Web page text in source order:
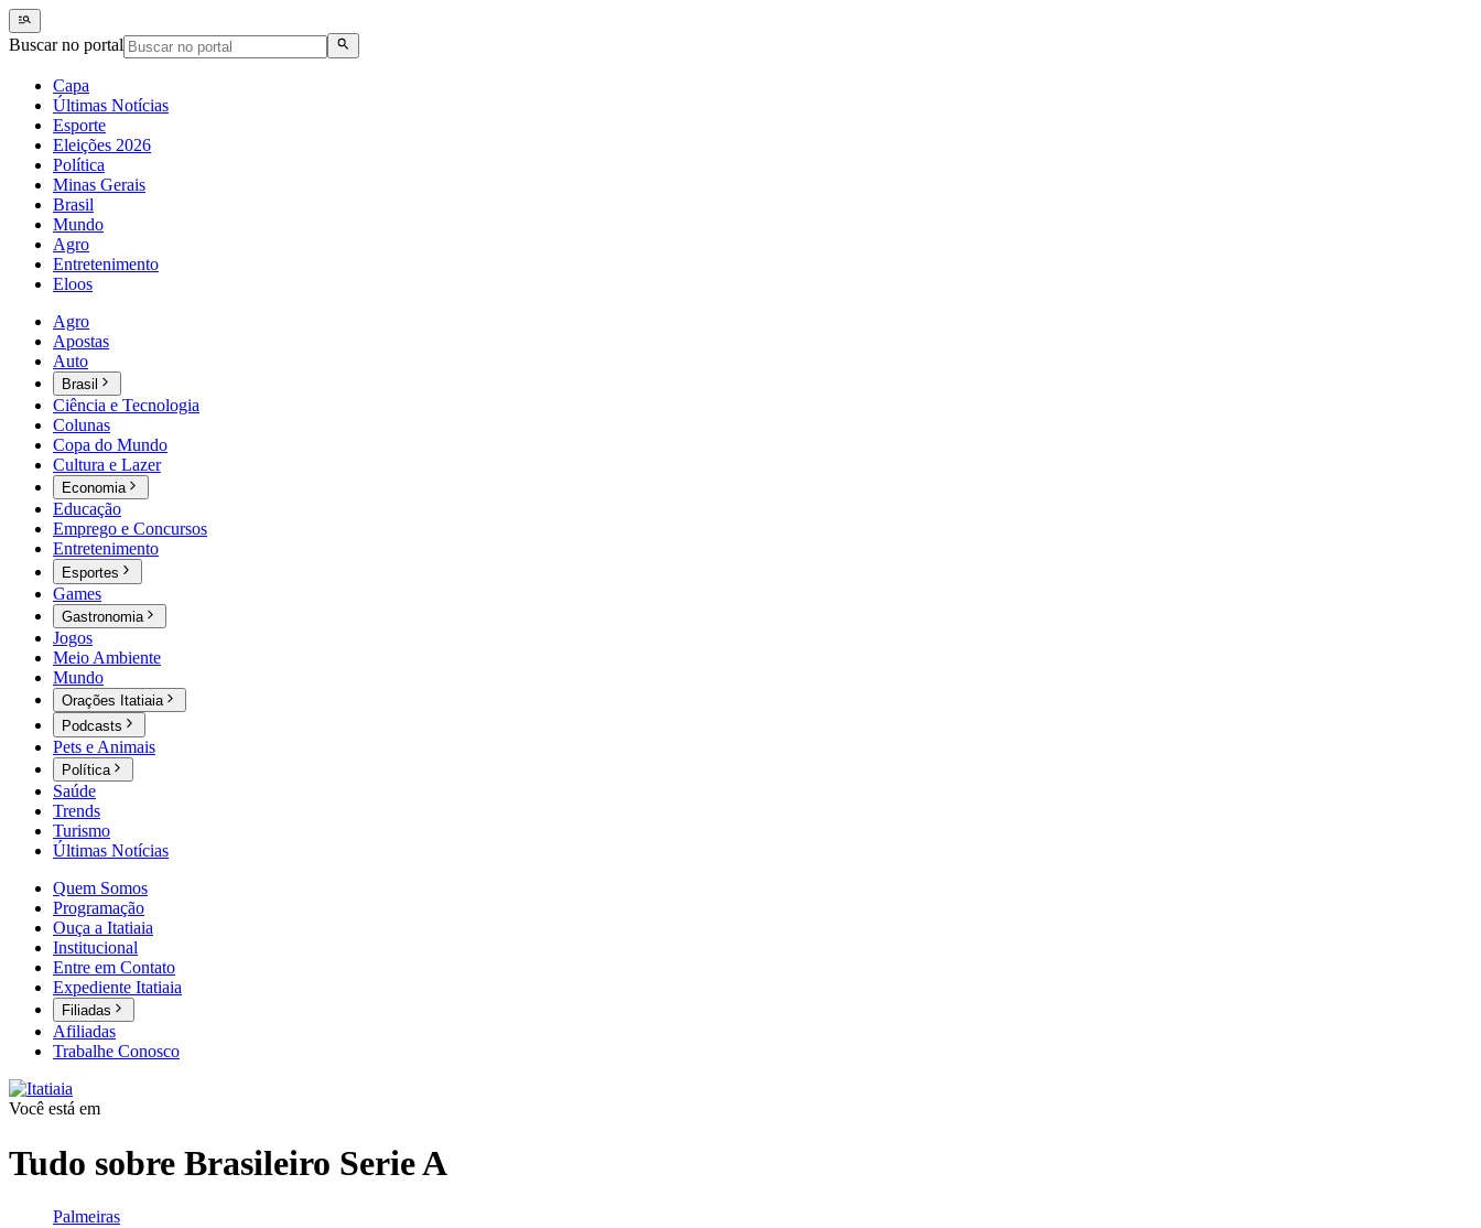
Buscar no portal
Capa
Últimas Notícias
Esporte
Eleições 2026
Política
Minas Gerais
Brasil
Mundo
Agro
Entretenimento
Eloos
Agro
Apostas
Auto
Brasil
Ciência e Tecnologia
Colunas
Copa do Mundo
Cultura e Lazer
Economia
Educação
Emprego e Concursos
Entretenimento
Esportes
Games
Gastronomia
Jogos
Meio Ambiente
Mundo
Orações Itatiaia
Podcasts
Pets e Animais
Política
Saúde
Trends
Turismo
Últimas Notícias
Quem Somos
Programação
Ouça a Itatiaia
Institucional
Entre em Contato
Expediente Itatiaia
Filiadas
Afiliadas
Trabalhe Conosco
Você está em
Tudo sobre Brasileiro Serie A
Palmeiras